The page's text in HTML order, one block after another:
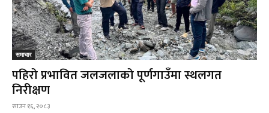
समाचार
पहिरो प्रभावित जलजलाको पूर्णगाउँमा स्थलगत
निरीक्षण
साउन १६, २०८३